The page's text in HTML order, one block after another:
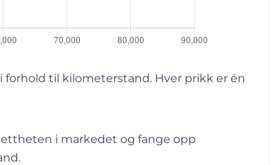
forhold til kilometerstand. Hver prikk er én
i markedet og fange opp